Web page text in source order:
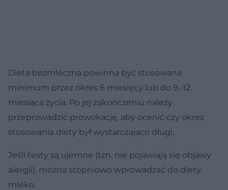
Dieta bezmleczna powinna być stosowana
minimum przez okres 6 miesięcy lub do 9.-12.
miesiąca życia. Po jej zakończeniu należy
przeprowadzić prowokację, aby ocenić czy okres
stosowania diety był wystarczająco długi.
Jeśli testy są ujemne (tzn. nie pojawiają się objawy
alergii), można stopniowo wprowadzać do diety
mleko.